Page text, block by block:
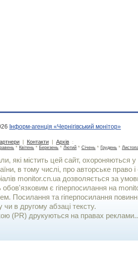
Інформ-агенція «Чернігівський монітор»
| Контакти | Архів :
* Квітень * Березень * Лютий * Січень * Грудень *
які містить цей сайт, охороняються у
в тому числі, про авторське право і
monitor.cn.ua дозволяється за
є гiперпосилання на
Посилання та гіперпосилання
в другому абзаці тексту.
(PR) друкуються на правах реклами..